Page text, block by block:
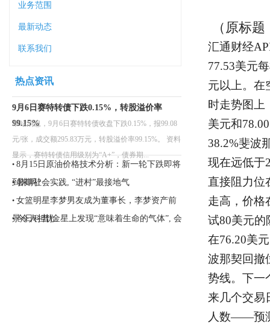
业务范围
最新动态
联系我们
热点资讯
9月6日赛特转债下跌0.15%，转股溢价率
99.15%
本站消息，9月6日赛特转债收盘下跌0.15%，报99.08
元/张，成交额295.83万元，转股溢价率99.15%。 资料
显示，赛特转债信用级别为“A+”，债券期...
• 8月15日原油价格技术分析：新一轮下跌即将
到来吗?
•暑期社会实践, “进村”最接地气
• 女篮明星李梦男友成为董事长，李梦资产前
景令人担忧
•今日科普|金星上发现“意味着生命的气体”, 会
（原标
汇通财经
77.53美元
元以上。在
时走势图上
美元和
38.2%斐波
现在远低于
直接阻力位
走高，价格
试80美元的
在76.20美
波那契回撤
势线。下一
来几个交易
人数——预